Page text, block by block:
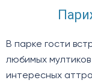
В парке гости
любимых
интересных